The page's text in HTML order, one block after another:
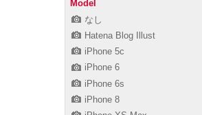
Model
なし
Hatena Blog Illust
iPhone 5c
iPhone 6
iPhone 6s
iPhone 8